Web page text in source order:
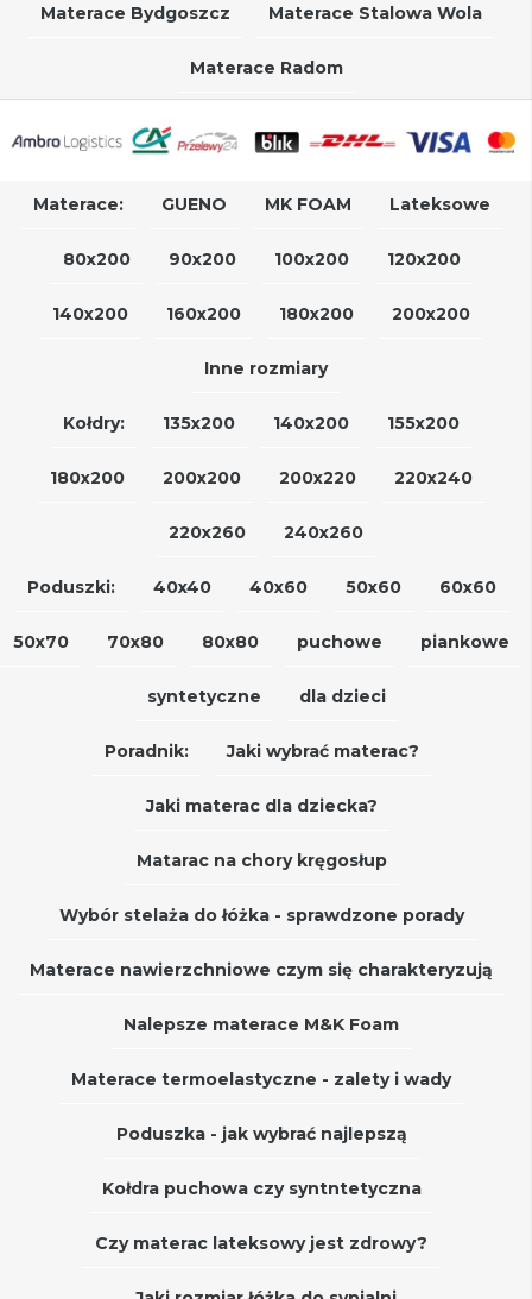
Materace Bydgoszcz Materace Stalowa Wola
Materace Radom
Materace: GUENO MK FOAM Lateksowe
80x200 90x200 100x200 120x200
140x200 160x200 180x200 200x200
Inne rozmiary
Kołdry: 135x200 140x200 155x200
180x200 200x200 200x220 220x240
220x260 240x260
Poduszki: 40x40 40x60 50x60 60x60
50x70 70x80 80x80 puchowe piankowe
syntetyczne dla dzieci
Poradnik: Jaki wybrać materac?
Jaki materac dla dziecka?
Matarac na chory kręgosłup
Wybór stelaża do łóżka - sprawdzone porady
Materace nawierzchniowe czym się charakteryzują
Nalepsze materace M&K Foam
Materace termoelastyczne - zalety i wady
Poduszka - jak wybrać najlepszą
Kołdra puchowa czy syntntetyczna
Czy materac lateksowy jest zdrowy?